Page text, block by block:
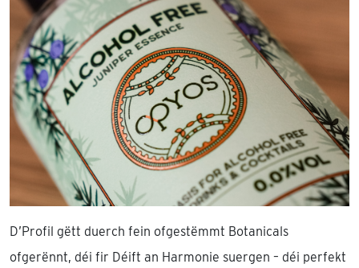
D’Profil gëtt duerch fein ofgestëmmt Botanicals
ofgerënnt, déi fir Déift an Harmonie suergen – déi perfekt